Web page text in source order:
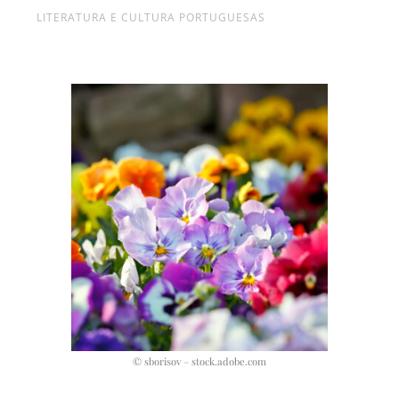
LITERATURA E CULTURA PORTUGUESAS
© sborisov – stock.adobe.com